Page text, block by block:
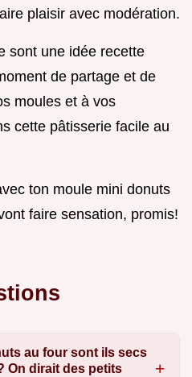
plaisir avec modération.
sont une idée recette
de partage et de
moules et à vos
cette pâtisserie facile au
ton moule mini donuts
faire sensation, promis!
au four sont ils secs
On dirait des petits